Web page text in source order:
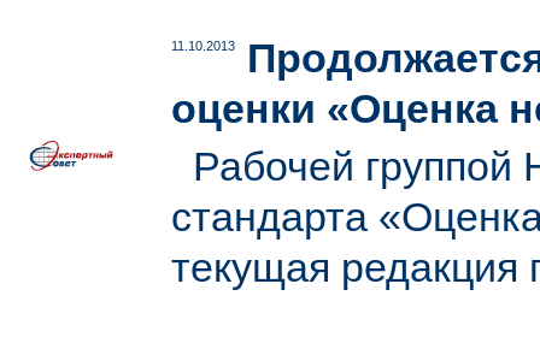
11.10.2013
оценки «Оценка
Рабочей
стандарта
текущая редакция